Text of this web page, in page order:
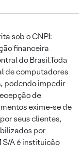
sob o CNPJ:
financeira
do Brasil.Toda
de computadores
podendo impedir
de
exime-se de
seus clientes,
por
S/A é instituição